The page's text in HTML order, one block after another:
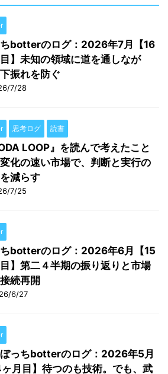
botterのログ：2026年7月【16
】未知の領域に道を通しなが
振れを防ぐ
7/28
思考ログ 読書
LOOP』を読んで考えたこと
の速い市場で、判断と実行の
減らす
7/25
botterのログ：2026年6月【15
】第二４半期の振り返りと市場
続再開
6/27
っちbotterのログ：2026年5月
ヶ月目】待つのも技術。でも、武